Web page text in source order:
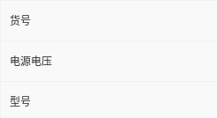
货号
电源电压
型号